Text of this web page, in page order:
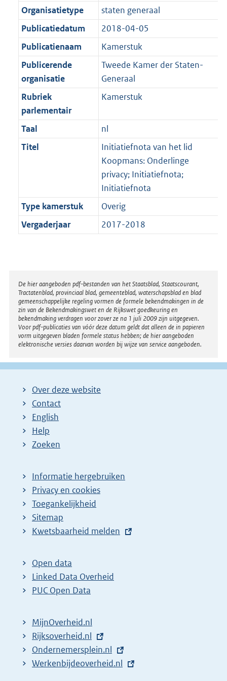
Organisatietype
staten generaal
Publicatiedatum
2018-04-05
Publicatienaam
Kamerstuk
Publicerende
organisatie
Tweede Kamer der Staten-
Generaal
Rubriek
parlementair
Kamerstuk
Taal
nl
Titel
Initiatiefnota van het lid
Koopmans: Onderlinge
privacy; Initiatiefnota;
Initiatiefnota
Type kamerstuk
Overig
Vergaderjaar
2017-2018
Disclaimer
De hier aangeboden pdf-bestanden van het Staatsblad, Staatscourant,
Tractatenblad, provinciaal blad, gemeenteblad, waterschapsblad en blad
gemeenschappelijke regeling vormen de formele bekendmakingen in de
zin van de Bekendmakingswet en de Rijkswet goedkeuring en
bekendmaking verdragen voor zover ze na 1 juli 2009 zijn uitgegeven.
Voor pdf-publicaties van vóór deze datum geldt dat alleen de in papieren
vorm uitgegeven bladen formele status hebben; de hier aangeboden
elektronische versies daarvan worden bij wijze van service aangeboden.
Over deze website
Contact
English
Help
Zoeken
Informatie hergebruiken
Privacy en cookies
Toegankelijkheid
Sitemap
E
t
e
r
l
i
n
k
Kwetsbaarheid melden
Open data
Linked Data Overheid
PUC Open Data
MijnOverheid.nl
E
x
t
Rijksoverheid.nl
E
x
Ondernemersplein.nl
E
Werkenbijdeoverheid.nl